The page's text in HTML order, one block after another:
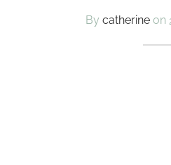
By catherineon